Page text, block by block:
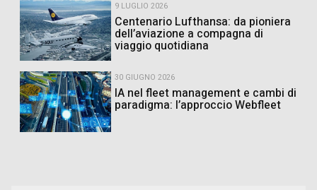
9 LUGLIO 2026
Centenario Lufthansa: da pioniera
dell’aviazione a compagna di
viaggio quotidiana
30 GIUGNO 2026
IA nel fleet management e cambi di
paradigma: l’approccio Webfleet